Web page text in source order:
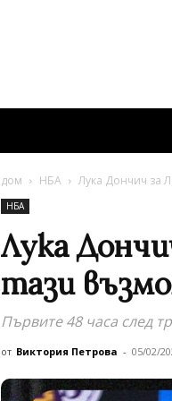
дом НБА Лука Дончич за
НБА
Лука
тази
Първите 48 часа след
от Виктория Петрова - 05/02/